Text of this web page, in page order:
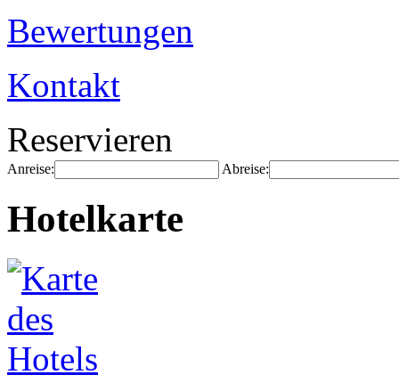
Bewertungen
Kontakt
Reservieren
Anreise: Abreise:
Hotelkarte